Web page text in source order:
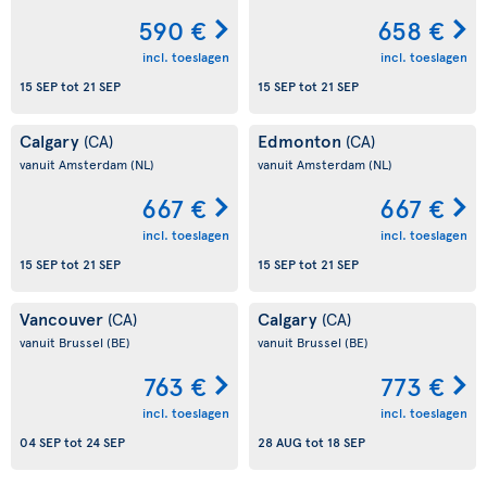
590 €
incl. toeslagen
15 SEPtot 21 SEP
658 €
incl. toeslagen
15 SEPtot 21 SEP
Calgary (CA)
vanuit Amsterdam(NL)
667 €
incl. toeslagen
15 SEPtot 21 SEP
Edmonton (CA)
vanuit Amsterdam(NL)
667 €
incl. toeslagen
15 SEPtot 21 SEP
Vancouver (CA)
vanuit Brussel (BE)
763 €
incl. toeslagen
04 SEPtot 24 SEP
Calgary (CA)
vanuit Brussel (BE)
773 €
incl. toeslagen
28 AUG tot 18 SEP